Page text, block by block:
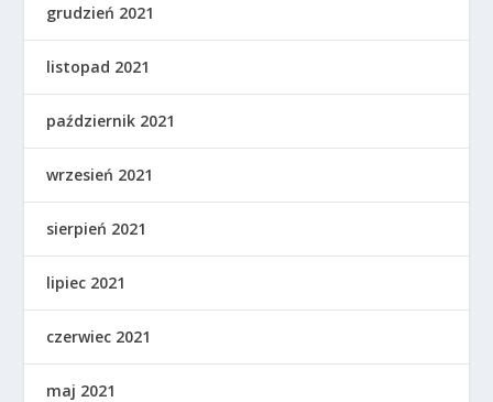
grudzień 2021
listopad 2021
październik 2021
wrzesień 2021
sierpień 2021
lipiec 2021
czerwiec 2021
maj 2021